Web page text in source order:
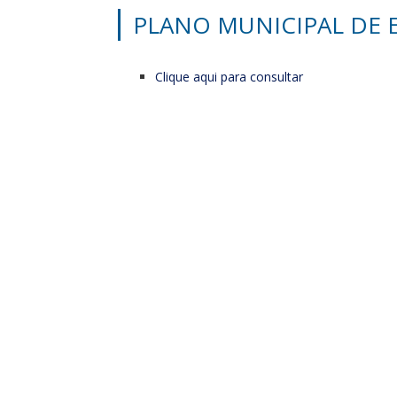
PLANO MUNICIPAL DE
Clique aqui para consultar